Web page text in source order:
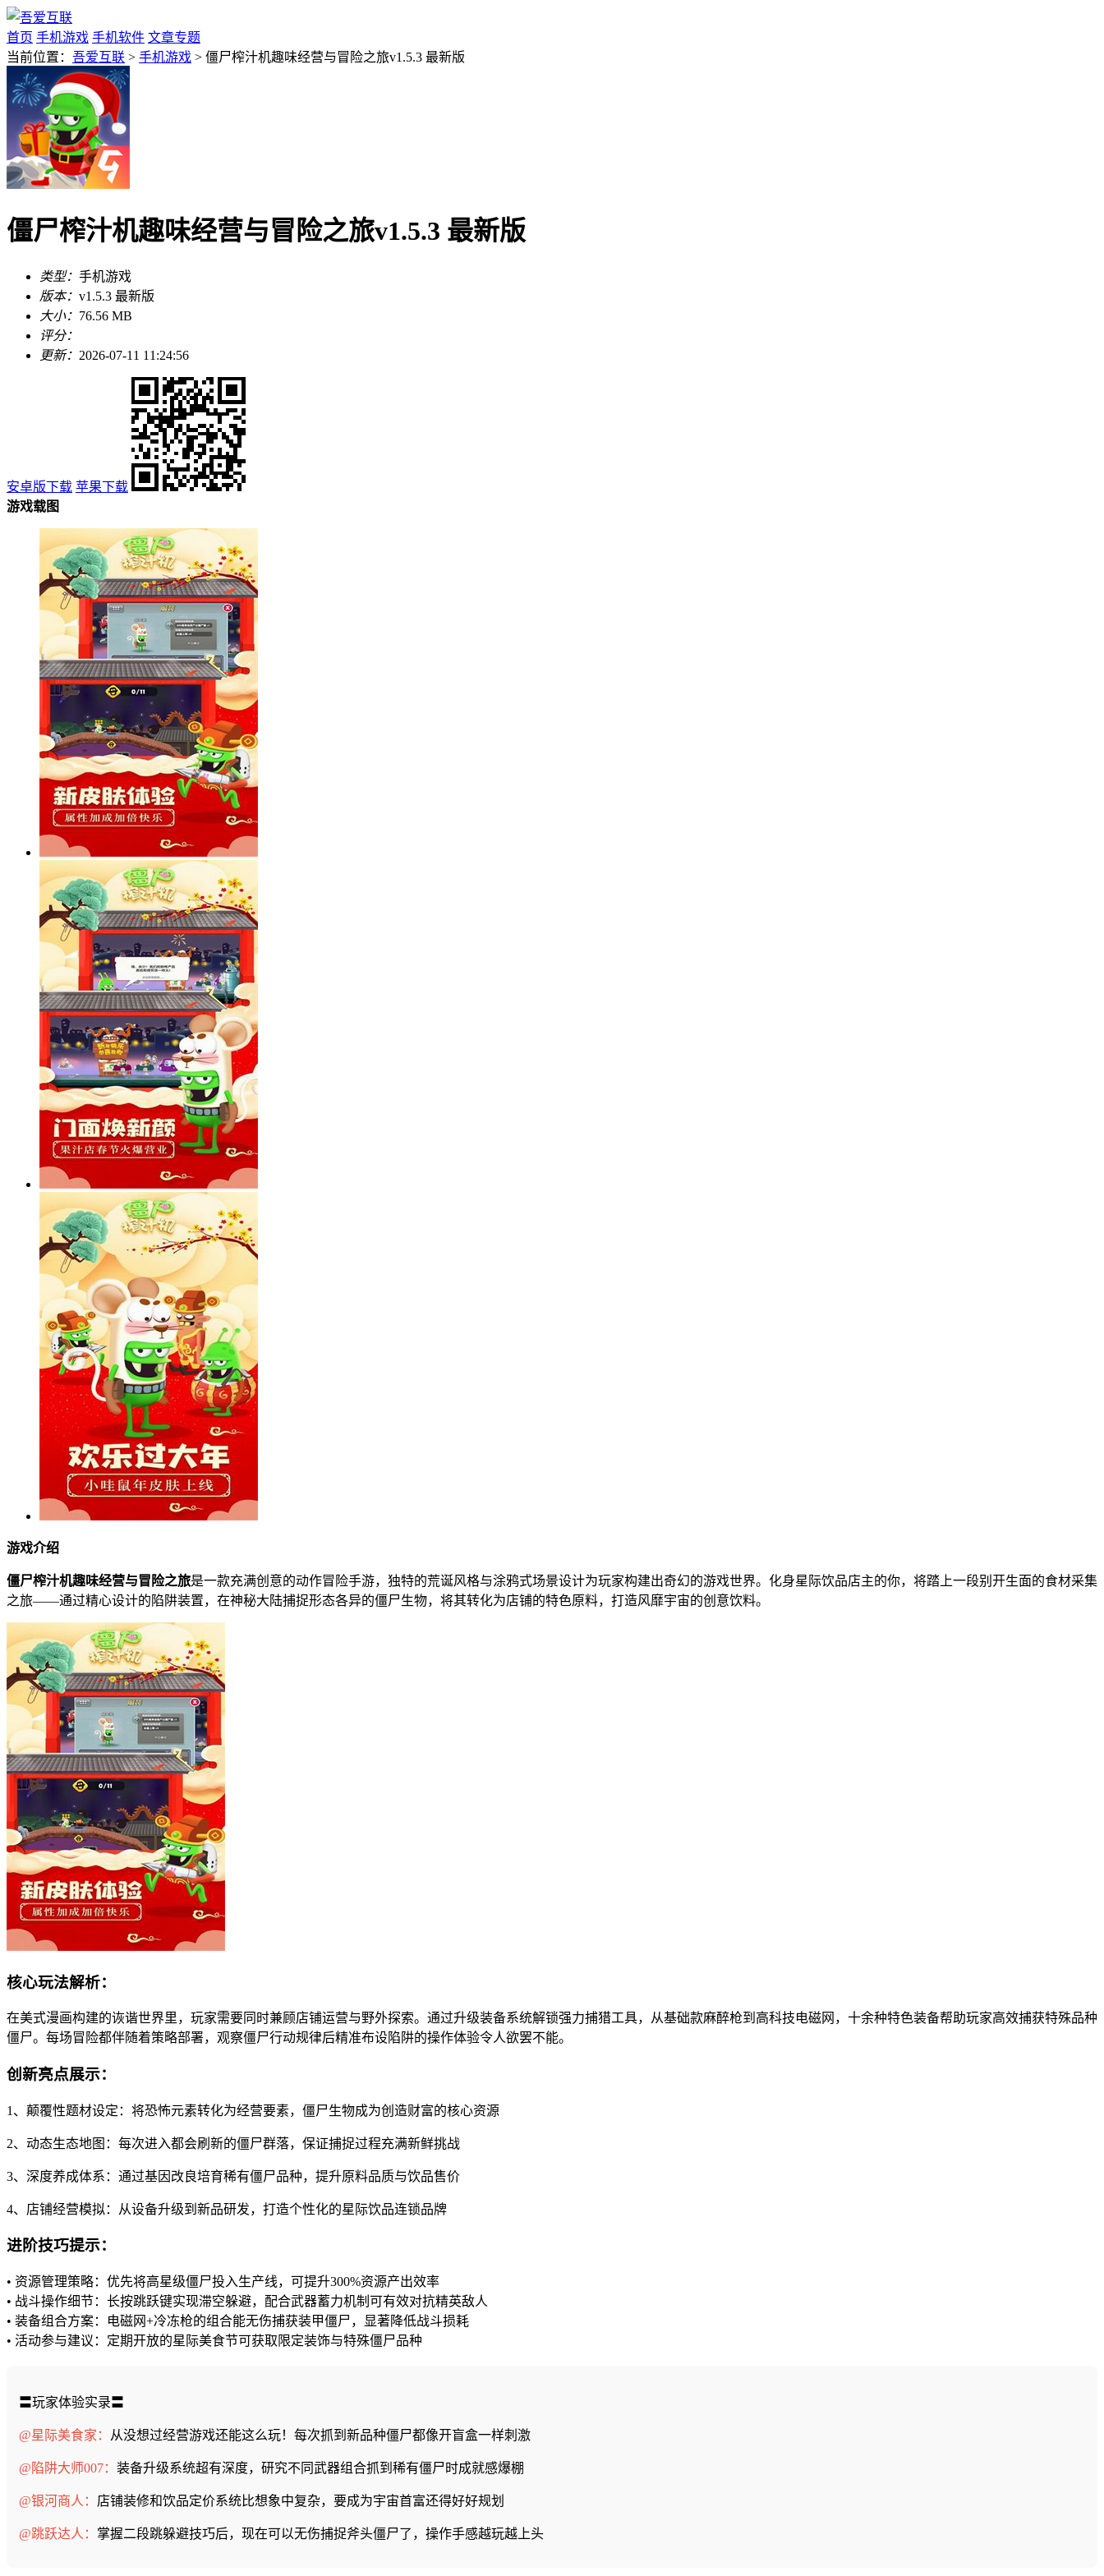
首页 手机游戏 手机软件 文章专题
当前位置： 吾爱互联 > 手机游戏 > 僵尸榨汁机趣味经营与冒险之旅v1.5.3 最新版
僵尸榨汁机趣味经营与冒险之旅v1.5.3 最新版
类型： 手机游戏
版本： v1.5.3 最新版
大小： 76.56 MB
评分：
更新： 2026-07-11 11:24:56
安卓版下载 苹果下载
游戏载图
游戏介绍
僵尸榨汁机趣味经营与冒险之旅是一款充满创意的动作冒险手游，独特的荒诞风格与涂鸦式场景设计为玩家构建出奇幻的游戏世界。化身星际饮品店主的你，将踏上一段别开生面的食材采集
之旅——通过精心设计的陷阱装置，在神秘大陆捕捉形态各异的僵尸生物，将其转化为店铺的特色原料，打造风靡宇宙的创意饮料。
核心玩法解析：
在美式漫画构建的诙谐世界里，玩家需要同时兼顾店铺运营与野外探索。通过升级装备系统解锁强力捕猎工具，从基础款麻醉枪到高科技电磁网，十余种特色装备帮助玩家高效捕获特殊品种
僵尸。每场冒险都伴随着策略部署，观察僵尸行动规律后精准布设陷阱的操作体验令人欲罢不能。
创新亮点展示：
1、颠覆性题材设定：将恐怖元素转化为经营要素，僵尸生物成为创造财富的核心资源
2、动态生态地图：每次进入都会刷新的僵尸群落，保证捕捉过程充满新鲜挑战
3、深度养成体系：通过基因改良培育稀有僵尸品种，提升原料品质与饮品售价
4、店铺经营模拟：从设备升级到新品研发，打造个性化的星际饮品连锁品牌
进阶技巧提示：
• 资源管理策略：优先将高星级僵尸投入生产线，可提升300%资源产出效率
• 战斗操作细节：长按跳跃键实现滞空躲避，配合武器蓄力机制可有效对抗精英敌人
• 装备组合方案：电磁网+冷冻枪的组合能无伤捕获装甲僵尸，显著降低战斗损耗
• 活动参与建议：定期开放的星际美食节可获取限定装饰与特殊僵尸品种
〓玩家体验实录〓
@星际美食家： 从没想过经营游戏还能这么玩！每次抓到新品种僵尸都像开盲盒一样刺激
@陷阱大师007： 装备升级系统超有深度，研究不同武器组合抓到稀有僵尸时成就感爆棚
@银河商人： 店铺装修和饮品定价系统比想象中复杂，要成为宇宙首富还得好好规划
@跳跃达人： 掌握二段跳躲避技巧后，现在可以无伤捕捉斧头僵尸了，操作手感越玩越上头